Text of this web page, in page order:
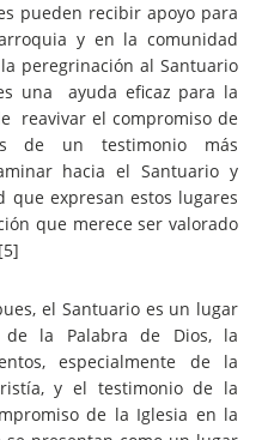
pueden recibir apoyo para
y en la comunidad
peregrinación al Santuario
una ayuda eficaz para la
reavivar el compromiso de
de un testimonio más
hacia el Santuario y
expresan estos lugares
que merece ser valorado
[5]
el Santuario es un lugar
la Palabra de Dios, la
especialmente de la
y el testimonio de la
de la Iglesia en la